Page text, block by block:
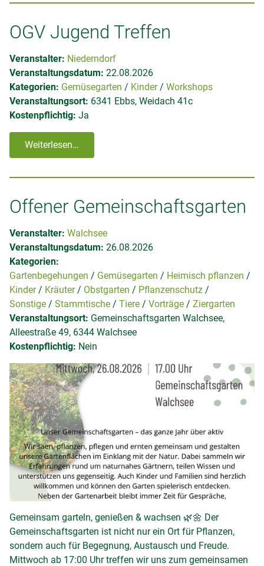
OGV Jugend Treffen
Veranstalter: Niederndorf
Veranstaltungsdatum: 22.08.2026
Kategorien: Gemüsegarten Kinder
Workshops
Veranstaltungsort: 6341 Ebbs, Weidach 41c
Kostenpflichtig: Ja
Weiterlesen…
Offener Gemeinschaftsgarten
Veranstalter: Walchsee
Veranstaltungsdatum: 26.08.2026
Kategorien:
Gartenbegehungen
Gemüsegarten
Heimisch pflanzen
Kinder
Kräuter Obstgarten
Pflanzenschutz
Sonstige
Stammtische Tiere Vorträge
Ziergarten
Veranstaltungsort: Gemeinschaftsgarten Walchsee,
Alleestraße 49, 6344 Walchsee
Kostenpflichtig: Nein
Gemeinsam garteln, genießen & wachsen 🌿🌼 Der
Gemeinschaftsgarten ist nicht nur ein Ort für Pflanzen,
sondern auch für Begegnung, Austausch und Freude.
Mittwoch ab 17:00 Uhr treffen wir uns zum gemeinsamen